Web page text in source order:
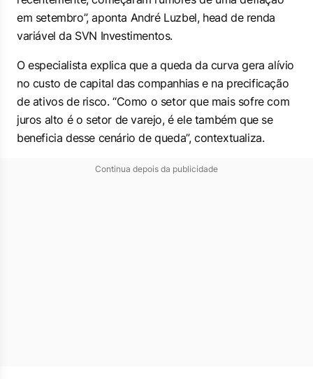
em setembro”, aponta André Luzbel, head de renda
variável da SVN Investimentos.
O especialista explica que a queda da curva gera alívio
no custo de capital das companhias e na precificação
de ativos de risco. “Como o setor que mais sofre com
juros alto é o setor de varejo, é ele também que se
beneficia desse cenário de queda”, contextualiza.
Continua depois da publicidade